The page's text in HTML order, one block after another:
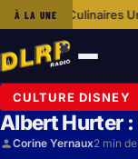
À LA UNE
Culinaires Uniques
Ouvrir
le
menu
CULTURE DISNEY
Albert Hurter :
Corine Yernaux2 min